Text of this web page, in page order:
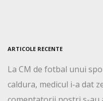
ARTICOLE RECENTE
La CM de fotbal unui
caldura, medicul i-a dat